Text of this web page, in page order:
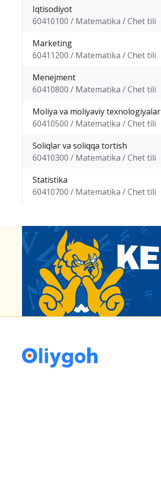
Iqtisodiyot
60410100 / Matematika / Chet tili
Marketing
60411200 / Matematika / Chet tili
Menejment
60410800 / Matematika / Chet tili
Moliya va moliyaviy texnologiyalar
60410500 / Matematika / Chet tili
Soliqlar va soliqqa tortish
60410300 / Matematika / Chet tili
Statistika
60410700 / Matematika / Chet tili